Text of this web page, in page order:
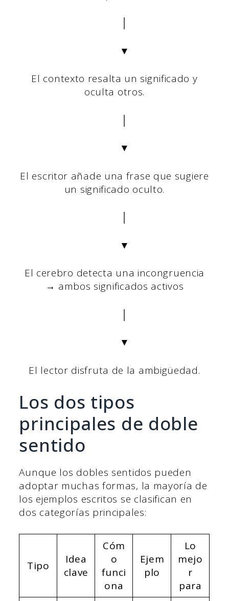
▼
El contexto resalta un significado y
oculta otros.
▼
El escritor añade una frase que sugiere
un significado oculto.
▼
El cerebro detecta una incongruencia
→ ambos significados activos
▼
El lector disfruta de la ambigüedad.
Los dos tipos
principales de doble
sentido
Aunque los dobles sentidos pueden
adoptar muchas formas, la mayoría de
los ejemplos escritos se clasifican en
dos categorías principales:
Tipo
Idea
clave
Cóm
o
funci
ona
Ejem
plo
Lo
mejo
r
para